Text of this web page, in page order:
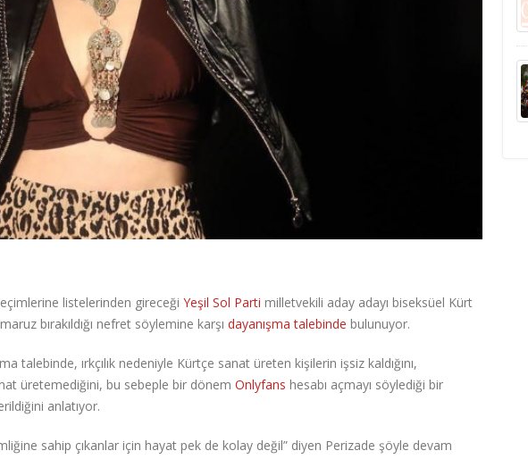
listelerinden gireceği Yeşil Sol Parti milletvekili aday adayı biseksüel Kürt
bırakıldığı nefret söylemine karşı dayanışma talebinde bulunuyor.
talebinde, ırkçılık nedeniyle Kürtçe sanat üreten kişilerin işsiz kaldığını,
üretemediğini, bu sebeple bir dönem Onlyfans hesabı açmayı söylediği bir
anlatıyor.
sahip çıkanlar için hayat pek de kolay değil” diyen Perizade şöyle devam